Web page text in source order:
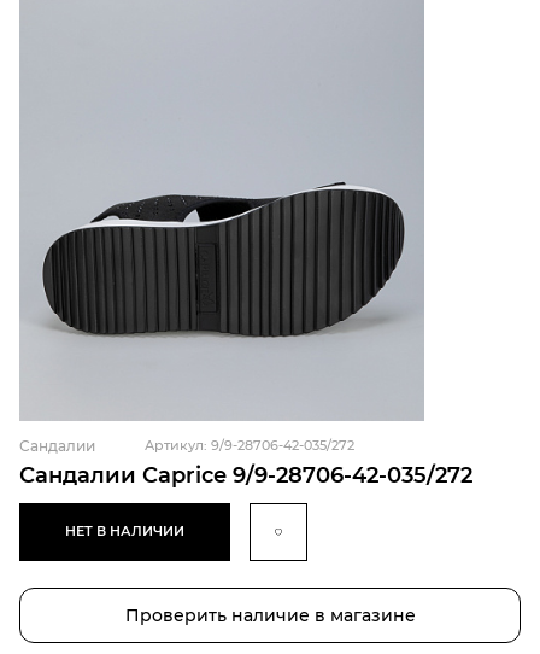
Сандалии Caprice 9/9-28706-42-035/272
Сандалии Артикул: 9/9-28706-42-035/272
НЕТ В НАЛИЧИИ
Проверить наличие в магазине